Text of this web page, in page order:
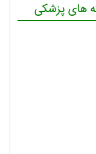
های پزشکی